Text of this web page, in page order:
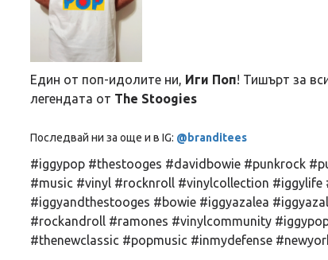
Един от поп-идолите ни, Иги Поп! Тишърт за
легендата от The Stoogies
Последвай ни за още и в IG: @branditees
#iggypop #thestooges #davidbowie #punkrock
#music #vinyl #rocknroll #vinylcollection #iggylife
#iggyandthestooges #bowie #iggyazalea
#rockandroll #ramones #vinylcommunity
#thenewclassic #popmusic #inmydefense